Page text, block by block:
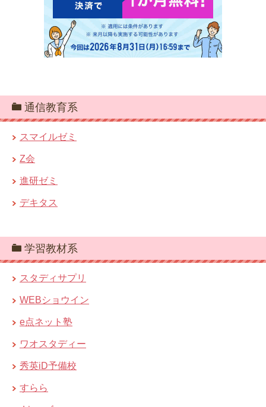
通信教育系
スマイルゼミ
Z会
進研ゼミ
デキタス
学習教材系
スタディサプリ
WEBショウイン
e点ネット塾
ワオスタディー
秀英iD予備校
すらら